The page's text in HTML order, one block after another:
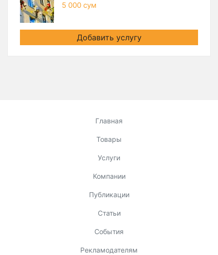
5 000 сум
Добавить услугу
Главная
Товары
Услуги
Компании
Публикации
Статьи
События
Рекламодателям